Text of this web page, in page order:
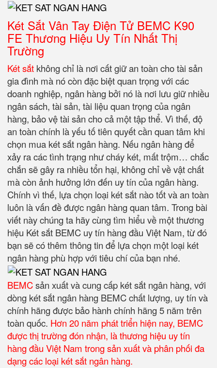
Két Sắt Vân Tay Điện Tử BEMC K90
FE Thương Hiệu Uy Tín Nhất Thị
Trường
Két sắt không chỉ là nơi cất giữ an toàn cho tài sản
gia đình mà nó còn đặc biệt quan trọng với các
doanh nghiệp, ngân hàng bởi nó là nơi lưu giữ nhiều
ngân sách, tài sản, tài liệu quan trọng của ngân
hàng, bảo vệ tài sản cho cả một tập thể. Vì thế, độ
an toàn chính là yếu tố tiên quyết cần quan tâm khi
chọn mua két sắt ngân hàng. Nếu ngân hàng để
xảy ra các tình trạng như cháy két, mất trộm… chắc
chắn sẽ gây ra nhiều tổn hại, không chỉ về vật chất
mà còn ảnh hưởng lớn đến uy tín của ngân hàng.
Chính vì thế, lựa chọn loại két sắt nào tốt và an toàn
luôn là vấn đề được ngân hàng quan tâm. Trong bài
viết này chúng ta hãy cùng tìm hiểu về một thương
hiệu Két sắt BEMC uy tín hàng đầu Việt Nam, từ đó
bạn sẽ có thêm thông tin để lựa chọn một loại két
ngân hàng phù hợp với tiêu chí của bạn nhé.
BEMCsản xuất và cung cấp két sắt ngân hàng, với
dòng két sắt ngân hàng BEMC chất lượng, uy tín và
chính hãng được bảo hành chính hãng 5 năm trên
toàn quốc. Hơn 20 năm phát triển hiện nay, BEMC
được thị trường đón nhận, là thương hiệu uy tín
hàng đầu Việt Nam trong sản xuất và phân phối đa
dạng các loại két sắt ngân hàng.